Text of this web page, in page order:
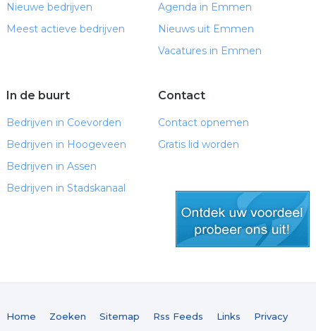
Nieuwe bedrijven
Meest actieve bedrijven
Agenda in Emmen
Nieuws uit Emmen
Vacatures in Emmen
In de buurt
Bedrijven in Coevorden
Bedrijven in Hoogeveen
Bedrijven in Assen
Bedrijven in Stadskanaal
Contact
Contact opnemen
Gratis lid worden
Home Zoeken Sitemap Rss Feeds Links Privacy